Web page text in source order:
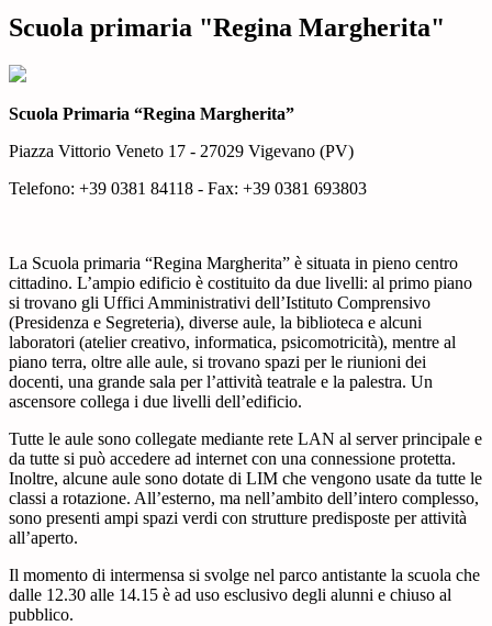
Scuola primaria "Regina Margherita"
Scuola Primaria “Regina Margherita”
Piazza Vittorio Veneto 17 - 27029 Vigevano (PV)
Telefono: +39 0381 84118 - Fax: +39 0381 693803
La Scuola primaria “Regina Margherita” è situata in pieno centro
cittadino. L’ampio edificio è costituito da due livelli: al primo piano
si trovano gli Uffici Amministrativi dell’Istituto Comprensivo
(Presidenza e Segreteria), diverse aule, la biblioteca e alcuni
laboratori (atelier creativo, informatica, psicomotricità), mentre al
piano terra, oltre alle aule, si trovano spazi per le riunioni dei
docenti, una grande sala per l’attività teatrale e la palestra. Un
ascensore collega i due livelli dell’edificio.
Tutte le aule sono collegate mediante rete LAN al server principale e
da tutte si può accedere ad internet con una connessione protetta.
Inoltre, alcune aule sono dotate di LIM che vengono usate da tutte le
classi a rotazione. All’esterno, ma nell’ambito dell’intero complesso,
sono presenti ampi spazi verdi con strutture predisposte per attività
all’aperto.
Il momento di intermensa si svolge nel parco antistante la scuola che
dalle 12.30 alle 14.15 è ad uso esclusivo degli alunni e chiuso al
pubblico.